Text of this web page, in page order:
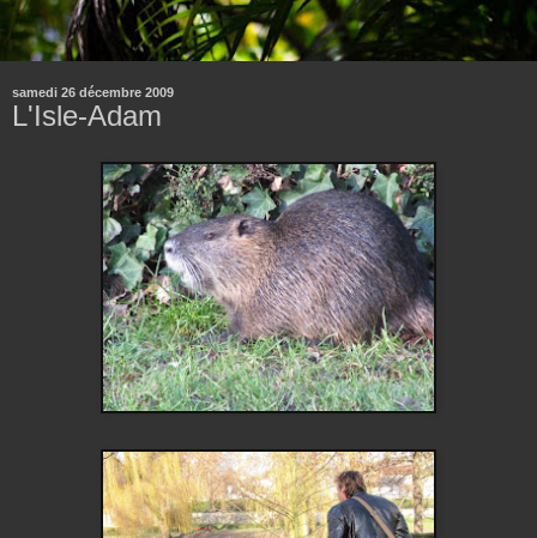
samedi 26 décembre 2009
L'Isle-Adam